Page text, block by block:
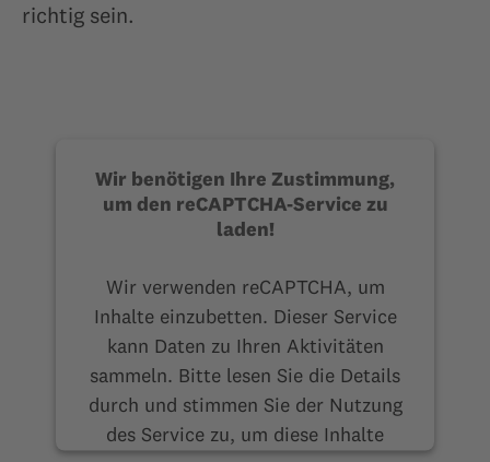
richtig sein.
Wir benötigen Ihre Zustimmung,
um den reCAPTCHA-Service zu
laden!
Wir verwenden reCAPTCHA, um
Inhalte einzubetten. Dieser Service
kann Daten zu Ihren Aktivitäten
sammeln. Bitte lesen Sie die Details
durch und stimmen Sie der Nutzung
des Service zu, um diese Inhalte